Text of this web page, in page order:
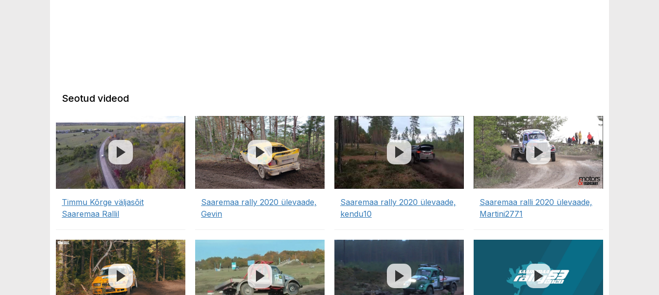
Seotud videod
Timmu Kõrge väljasõit
Saaremaa Rallil
Saaremaa rally 2020 ülevaade,
Gevin
Saaremaa rally 2020 ülevaade,
kendu10
Saaremaa ralli 2020 ülevaade,
Martini2771